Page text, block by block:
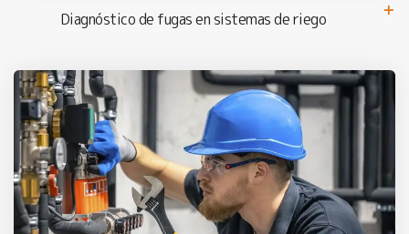
Diagnóstico de fugas en sistemas de riego